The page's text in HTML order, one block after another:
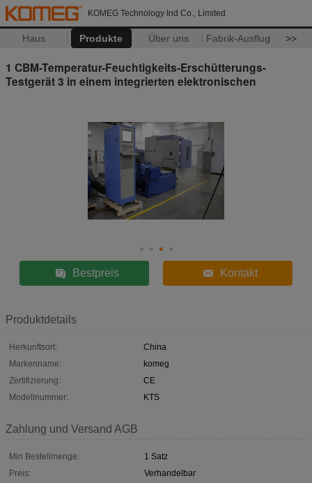
KOMEG Technology Ind Co., Limited
Haus Produkte Über uns Fabrik-Ausflug >>
1 CBM-Temperatur-Feuchtigkeits-Erschütterungs-
Testgerät 3 in einem integrierten elektronischen
Bestpreis Kontakt
Produktdetails
Herkunftsort:
China
Markenname:
komeg
Zertifizierung:
CE
Modellnummer:
KTS
Zahlung und Versand AGB
Min Bestellmenge:
1 Satz
Preis:
Verhandelbar